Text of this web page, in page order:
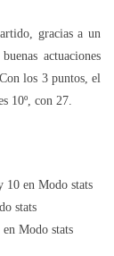
gracias a un
actuaciones
los 3 puntos, el
10º, con 27.
10 en Modo stats
stats
Modo stats